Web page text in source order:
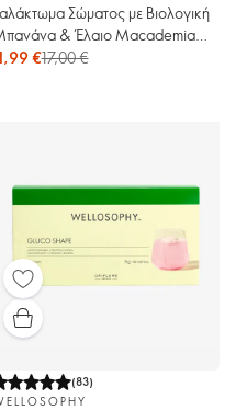
Σώματος με Βιολογική
& Έλαιο Macademia
Nature
€17,00 €
(83)